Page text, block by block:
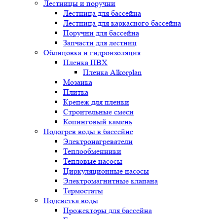
Лестницы и поручни
Лестница для бассейна
Лестница для каркасного бассейна
Поручни для бассейна
Запчасти для лестниц
Облицовка и гидроизоляция
Пленка ПВХ
Пленка Alkorplan
Мозаика
Плитка
Крепеж для пленки
Строительные смеси
Копинговый камень
Подогрев воды в бассейне
Электронагреватели
Теплообменники
Тепловые насосы
Циркуляционные насосы
Электромагнитные клапана
Термостаты
Подсветка воды
Прожекторы для бассейна